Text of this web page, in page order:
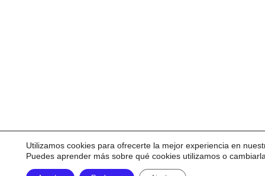
Utilizamos cookies para ofrecerte la mejor experiencia en
Puedes aprender más sobre qué cookies utilizamos o